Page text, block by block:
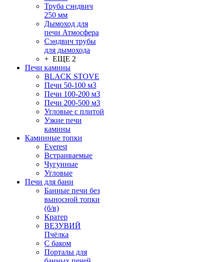
Труба сэндвич
250 мм
Дымоход для
печи Атмосфера
Сэндвич трубы
для дымохода
+ ЕЩЕ 2
Печи камины
BLACK STOVE
Печи 50-100 м3
Печи 100-200 м3
Печи 200-500 м3
Угловые с плитой
Узкие печи
камины
Каминные топки
Everest
Встраиваемые
Чугунные
Угловые
Печи для бани
Банные печи без
выносной топки
(б/в)
Кратер
ВЕЗУВИЙ
Пчёлка
С баком
Порталы для